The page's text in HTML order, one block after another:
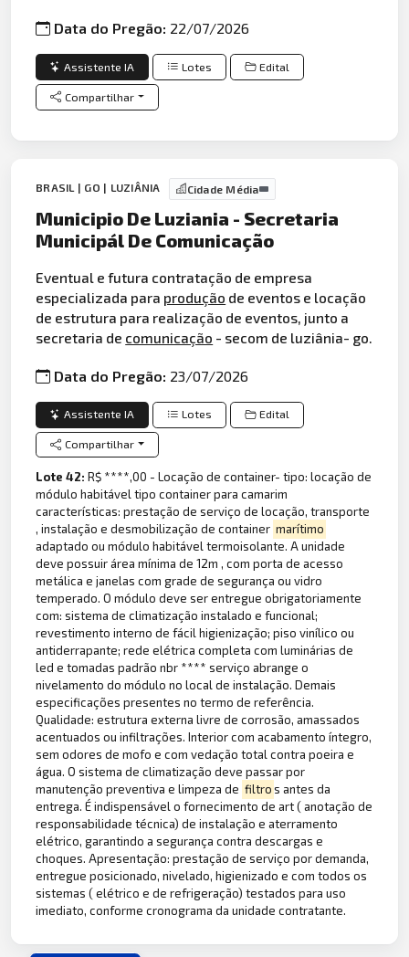
Data do Pregão: 22/07/2026
Assistente IA Lotes Edital
Compartilhar
BRASIL | GO | LUZIÂNIA Cidade Média
Municipio De Luziania - Secretaria
Municipál De Comunicação
Eventual e futura contratação de empresa
especializada para produção de eventos e locação
de estrutura para realização de eventos, junto a
secretaria de comunicação - secom de luziânia- go.
Data do Pregão: 23/07/2026
Assistente IA Lotes Edital
Compartilhar
Lote 42:R$ ****,00 - Locação de container- tipo: locação de
módulo habitável tipo container para camarim
características: prestação de serviço de locação, transporte
, instalação e desmobilização de container marítimo
adaptado ou módulo habitável termoisolante. A unidade
deve possuir área mínima de 12m , com porta de acesso
metálica e janelas com grade de segurança ou vidro
temperado. O módulo deve ser entregue obrigatoriamente
com: sistema de climatização instalado e funcional;
revestimento interno de fácil higienização; piso vinílico ou
antiderrapante; rede elétrica completa com luminárias de
led e tomadas padrão nbr **** serviço abrange o
nivelamento do módulo no local de instalação. Demais
especificações presentes no termo de referência.
Qualidade: estrutura externa livre de corrosão, amassados
acentuados ou infiltrações. Interior com acabamento íntegro,
sem odores de mofo e com vedação total contra poeira e
água. O sistema de climatização deve passar por
manutenção preventiva e limpeza de filtros antes da
entrega. É indispensável o fornecimento de art ( anotação de
responsabilidade técnica) de instalação e aterramento
elétrico, garantindo a segurança contra descargas e
choques. Apresentação: prestação de serviço por demanda,
entregue posicionado, nivelado, higienizado e com todos os
sistemas ( elétrico e de refrigeração) testados para uso
imediato, conforme cronograma da unidade contratante.